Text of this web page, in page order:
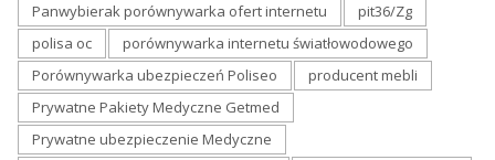
Panwybierak porównywarka ofert internetu
pit36/Zg
polisa oc
porównywarka internetu światłowodowego
Porównywarka ubezpieczeń Poliseo
producent mebli
Prywatne Pakiety Medyczne Getmed
Prywatne ubezpieczenie Medyczne